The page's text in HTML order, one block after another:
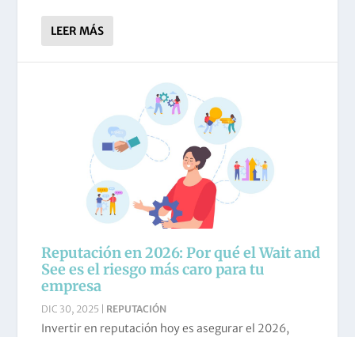
LEER MÁS
Reputación en 2026: Por qué el Wait and
See es el riesgo más caro para tu
empresa
DIC 30, 2025 REPUTACIÓN
Invertir en reputación hoy es asegurar el 2026,